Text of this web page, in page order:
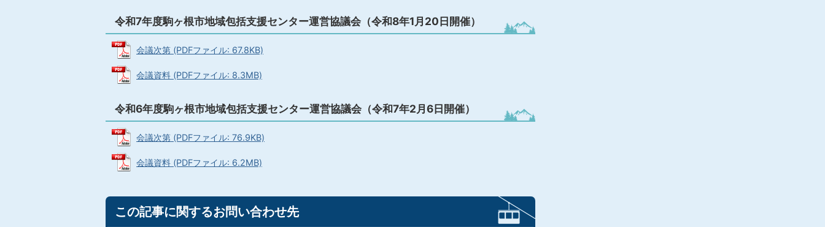
令和7年度駒ヶ根市地域包括支援センター運営協議会（令和8年1月20日開催）
会議次第 (PDFファイル: 67.8KB)
会議資料 (PDFファイル: 8.3MB)
令和6年度駒ヶ根市地域包括支援センター運営協議会（令和7年2月6日開催）
会議次第 (PDFファイル: 76.9KB)
会議資料 (PDFファイル: 6.2MB)
この記事に関するお問い合わせ先